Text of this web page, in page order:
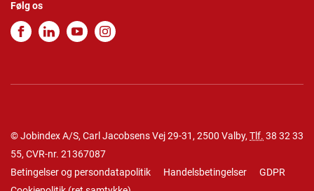
Følg os
© Jobindex A/S, Carl Jacobsens Vej 29-31, 2500 Valby, Tlf. 38 32 33
55, CVR-nr. 21367087
Betingelser og persondatapolitik
Handelsbetingelser
GDPR